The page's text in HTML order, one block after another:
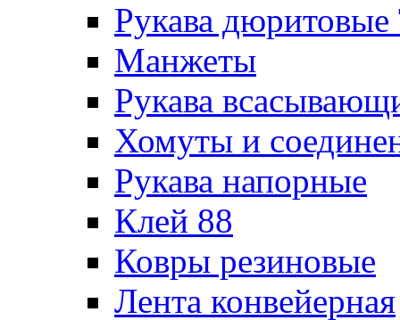
Рукава
Манжеты
Рукава
Хомуты и
Рукава напорные
Клей 88
Ковры резиновые
Лента конвейерная